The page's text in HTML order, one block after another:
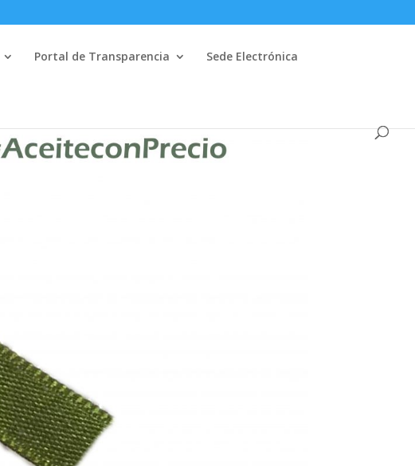
Portal de Transparencia Sede Electrónica